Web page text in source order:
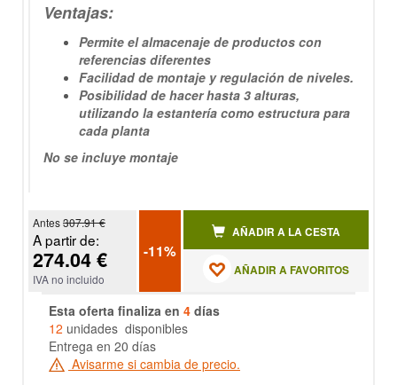
Ventajas:
Permite el almacenaje de productos con
referencias diferentes
Facilidad de montaje y regulación de niveles.
Posibilidad de hacer hasta 3 alturas,
utilizando la estantería como estructura para
cada planta
No se incluye montaje
Antes307.91 €
A partir de:
274.04 €
IVA no incluido
-11%
AÑADIR A LA CESTA
AÑADIR A FAVORITOS
Esta oferta finaliza en 4 días
12 unidades disponibles
Entrega en 20 días
Avisarme si cambia de precio.